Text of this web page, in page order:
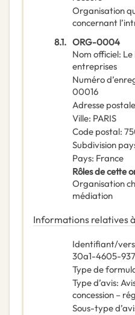
Organisation
concernant
8.1. ORG-0004
Nom officiel:
entreprises
Numéro
00016
Adresse postale
Ville: PARIS
Code postal:
Subdivision
Pays: France
Rôles de cette
Organisation
médiation
Informations relatives à
Identifiant/
30a1-4605-
Type de
Type d’avis:
concession –
Sous-type